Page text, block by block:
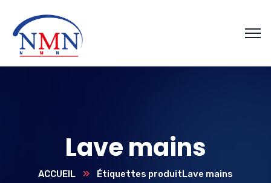
Lave mains
ACCUEIL Étiquettes produitLave mains